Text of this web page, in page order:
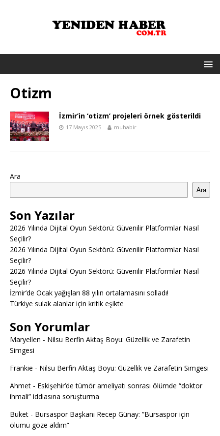
Otizm
İzmir’in ‘otizm’ projeleri örnek gösterildi
17 Mayıs 2025 muhabir
Ara
Ara
Son Yazılar
2026 Yılında Dijital Oyun Sektörü: Güvenilir Platformlar Nasıl
Seçilir?
2026 Yılında Dijital Oyun Sektörü: Güvenilir Platformlar Nasıl
Seçilir?
2026 Yılında Dijital Oyun Sektörü: Güvenilir Platformlar Nasıl
Seçilir?
İzmir’de Ocak yağışları 88 yılın ortalamasını solladı!
Türkiye sulak alanlar için kritik eşikte
Son Yorumlar
Maryellen - Nilsu Berfin Aktaş Boyu: Güzellik ve Zarafetin
Simgesi
Frankie - Nilsu Berfin Aktaş Boyu: Güzellik ve Zarafetin Simgesi
Ahmet - Eskişehir’de tümör ameliyatı sonrası ölümde “doktor
ihmali” iddiasına soruşturma
Buket - Bursaspor Başkanı Recep Günay: “Bursaspor için
ölümü göze aldım”